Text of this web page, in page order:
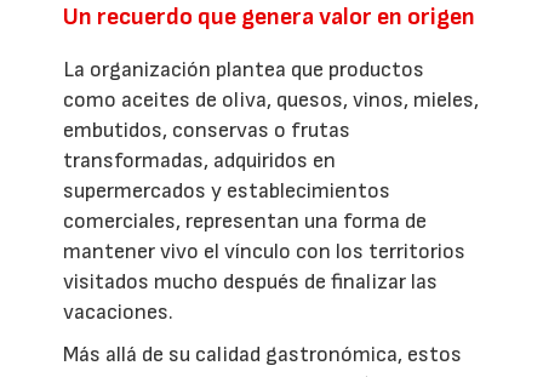
Un recuerdo que genera valor en origen
La organización plantea que productos
como aceites de oliva, quesos, vinos, mieles,
embutidos, conservas o frutas
transformadas, adquiridos en
supermercados y establecimientos
comerciales, representan una forma de
mantener vivo el vínculo con los territorios
visitados mucho después de finalizar las
vacaciones.
Más allá de su calidad gastronómica, estos